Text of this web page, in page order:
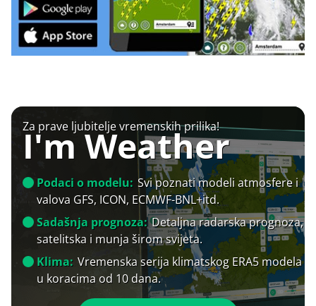
Za prave ljubitelje vremenskih prilika!
I'm Weather
Podaci o modelu: Svi poznati modeli atmosfere i
valova GFS, ICON, ECMWF-BNL+itd.
Sadašnja prognoza: Detaljna radarska prognoza,
satelitska i munja širom svijeta.
Klima: Vremenska serija klimatskog ERA5 modela
u koracima od 10 dana.